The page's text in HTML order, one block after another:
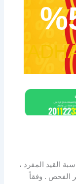
القيد المفرد ،
الفحص . وفقاً